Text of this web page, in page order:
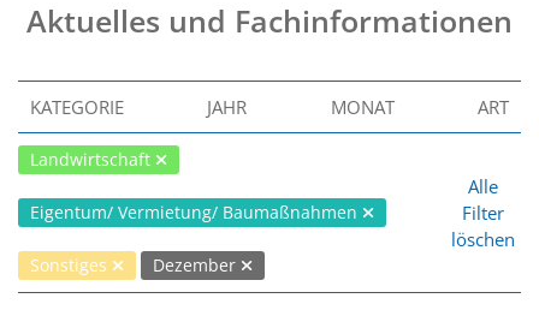
Aktuelles und Fachinformationen
KATEGORIE JAHR MONAT ART
Landwirtschaft
Eigentum/ Vermietung/ Baumaßnahmen
Sonstiges Dezember
Alle
Filter
löschen